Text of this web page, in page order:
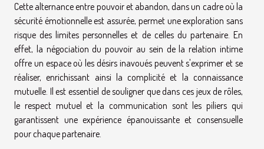
Cette alternance entre pouvoir et abandon, dans un cadre où la
sécurité émotionnelle est assurée, permet une exploration sans
risque des limites personnelles et de celles du partenaire. En
effet, la négociation du pouvoir au sein de la relation intime
offre un espace où les désirs inavoués peuvent s'exprimer et se
réaliser, enrichissant ainsi la complicité et la connaissance
mutuelle. Il est essentiel de souligner que dans ces jeux de rôles,
le respect mutuel et la communication sont les piliers qui
garantissent une expérience épanouissante et consensuelle
pour chaque partenaire.